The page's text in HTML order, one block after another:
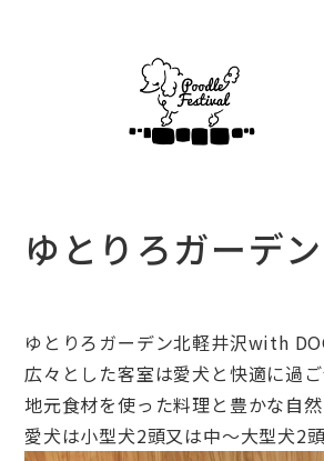
ゆとりろガーデ
ゆとりろ ガーデン北軽井沢with
広々とした客室は愛犬と快適に過ご
地元食材を使った料理と豊かな自然
愛犬は小型犬2頭又は中～大型犬2